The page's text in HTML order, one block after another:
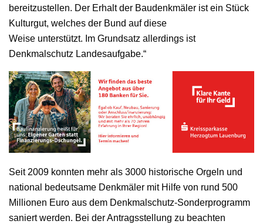
bereitzustellen. Der Erhalt der Baudenkmäler ist ein Stück
Kulturgut, welches der Bund auf diese
Weise unterstützt. Im Grundsatz allerdings ist
Denkmalschutz Landesaufgabe.“
Seit 2009 konnten mehr als 3000 historische Orgeln und
national bedeutsame Denkmäler mit Hilfe von rund 500
Millionen Euro aus dem Denkmalschutz-Sonderprogramm
saniert werden. Bei der Antragsstellung zu beachten